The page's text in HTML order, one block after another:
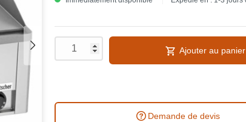
Ajouter au panier
Demande de devis